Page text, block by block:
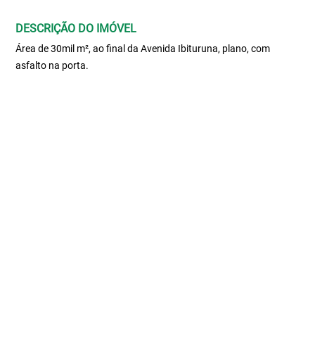
DESCRIÇÃO DO IMÓVEL
Área de 30mil m², ao final da Avenida Ibituruna, plano, com
asfalto na porta.